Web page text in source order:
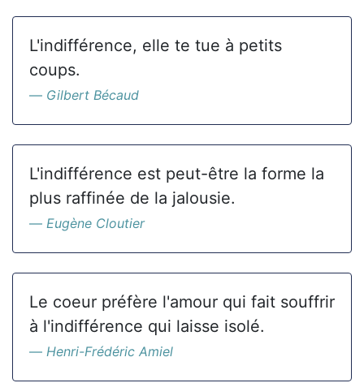
L'indifférence, elle te tue à petits
coups.
Gilbert Bécaud
L'indifférence est peut-être la forme la
plus raffinée de la jalousie.
Eugène Cloutier
Le coeur préfère l'amour qui fait souffrir
à l'indifférence qui laisse isolé.
Henri-Frédéric Amiel